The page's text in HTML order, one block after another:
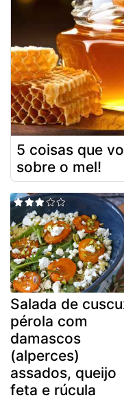
5 coisas que
sobre o mel!
Salada de
pérola com
damascos
(alperces)
assados, queijo
feta e rúcula